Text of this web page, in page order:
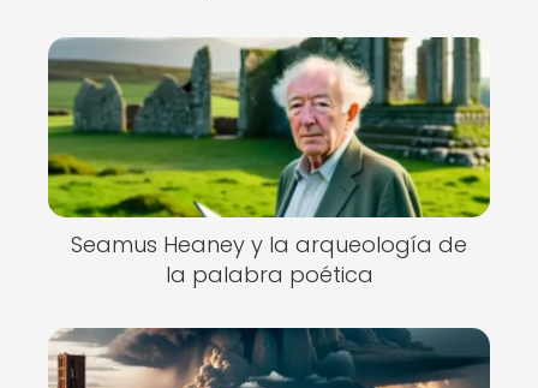
Seamus Heaney y la arqueología de
la palabra poética